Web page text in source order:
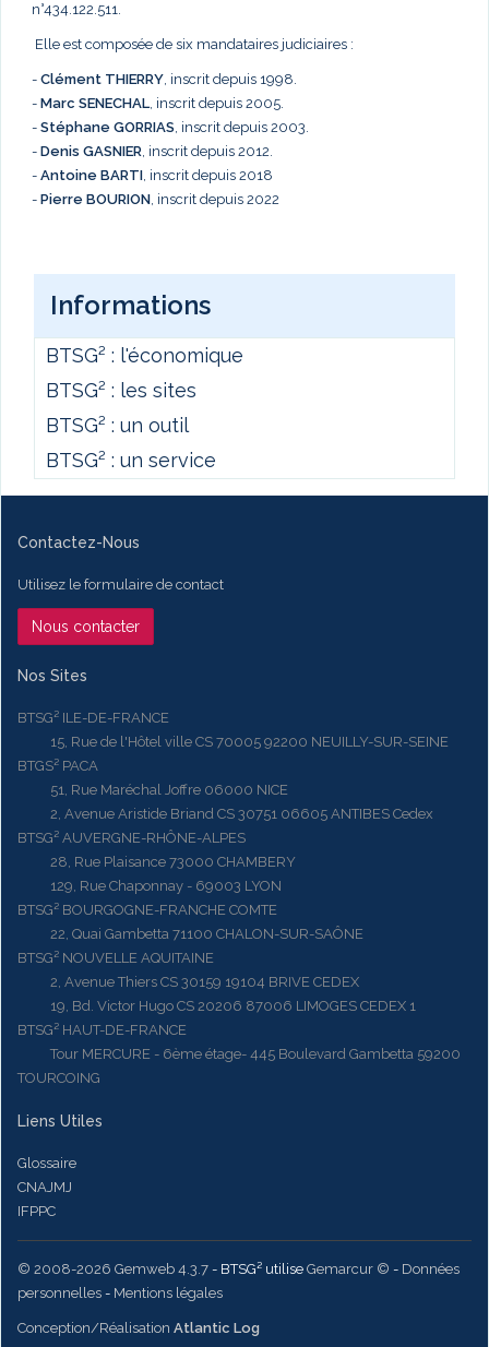
n°434.122.511.
Elle est composée de six mandataires judiciaires :
- Clément THIERRY, inscrit depuis 1998.
- Marc SENECHAL, inscrit depuis 2005.
- Stéphane GORRIAS, inscrit depuis 2003.
- Denis GASNIER, inscrit depuis 2012.
- Antoine BARTI, inscrit depuis 2018
- Pierre BOURION, inscrit depuis 2022
Informations
BTSG² : l'économique
BTSG² : les sites
BTSG² : un outil
BTSG² : un service
Contactez-Nous
Utilisez le formulaire de contact
Nous contacter
Nos Sites
BTSG² ILE-DE-FRANCE
15, Rue de l'Hôtel ville CS 70005 92200 NEUILLY-SUR-SEINE
BTGS² PACA
51, Rue Maréchal Joffre 06000 NICE
2, Avenue Aristide Briand CS 30751 06605 ANTIBES Cedex
BTSG² AUVERGNE-RHÔNE-ALPES
28, Rue Plaisance 73000 CHAMBERY
129, Rue Chaponnay - 69003 LYON
BTSG² BOURGOGNE-FRANCHE COMTE
22, Quai Gambetta 71100 CHALON-SUR-SAÔNE
BTSG² NOUVELLE AQUITAINE
2, Avenue Thiers CS 30159 19104 BRIVE CEDEX
19, Bd. Victor Hugo CS 20206 87006 LIMOGES CEDEX 1
BTSG² HAUT-DE-FRANCE
Tour MERCURE - 6ème étage- 445 Boulevard Gambetta 59200
TOURCOING
Liens Utiles
Glossaire
CNAJMJ
IFPPC
© 2008-2026 Gemweb 4.3.7 - BTSG² utilise Gemarcur © - Données
personnelles - Mentions légales
Conception/Réalisation Atlantic Log